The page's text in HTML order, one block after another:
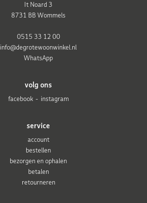
service
account
bestellen
bezorgen en ophalen
betalen
retourneren
volg ons
facebook
instagram
It Noard 3
8731 BB Wommels
0515 33 12 00
info@degrotewoonwinkel.nl
WhatsApp